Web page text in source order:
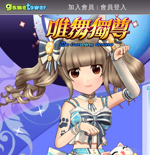
加入會員 | 會員登入